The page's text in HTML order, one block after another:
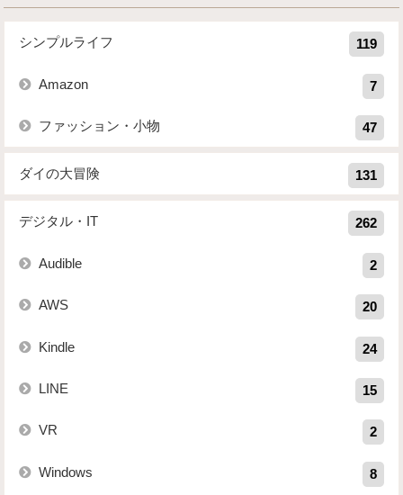
シンプルライフ 119
Amazon 7
ファッション・小物 47
ダイの大冒険 131
デジタル・IT 262
Audible 2
AWS 20
Kindle 24
LINE 15
VR 2
Windows 8